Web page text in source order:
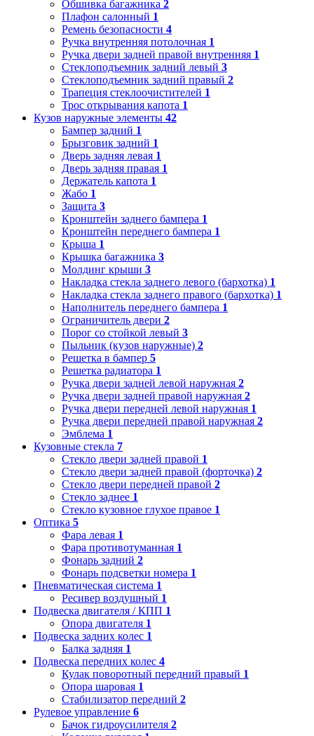
Обшивка багажника 2
Плафон салонный 1
Ремень безопасности 4
Ручка внутренняя потолочная 1
Ручка двери задней правой внутренняя 1
Стеклоподъемник задний левый 3
Стеклоподъемник задний правый 2
Трапеция стеклоочистителей 1
Трос открывания капота 1
Кузов наружные элементы 42
Бампер задний 1
Брызговик задний 1
Дверь задняя левая 1
Дверь задняя правая 1
Держатель капота 1
Жабо 1
Защита 3
Кронштейн заднего бампера 1
Кронштейн переднего бампера 1
Крыша 1
Крышка багажника 3
Молдинг крыши 3
Накладка стекла заднего левого (бархотка) 1
Накладка стекла заднего правого (бархотка) 1
Наполнитель переднего бампера 1
Ограничитель двери 2
Порог со стойкой левый 3
Пыльник (кузов наружные) 2
Решетка в бампер 5
Решетка радиатора 1
Ручка двери задней левой наружная 2
Ручка двери задней правой наружная 2
Ручка двери передней левой наружная 1
Ручка двери передней правой наружная 2
Эмблема 1
Кузовные стекла 7
Стекло двери задней правой 1
Стекло двери задней правой (форточка) 2
Стекло двери передней правой 2
Стекло заднее 1
Стекло кузовное глухое правое 1
Оптика 5
Фара левая 1
Фара противотуманная 1
Фонарь задний 2
Фонарь подсветки номера 1
Пневматическая система 1
Ресивер воздушный 1
Подвеска двигателя / КПП 1
Опора двигателя 1
Подвеска задних колес 1
Балка задняя 1
Подвеска передних колес 4
Кулак поворотный передний правый 1
Опора шаровая 1
Стабилизатор передний 2
Рулевое управление 6
Бачок гидроусилителя 2